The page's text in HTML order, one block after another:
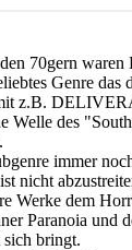
70gern
Genre das
z.B.
Welle des
immer
nicht
Werke dem
Paranoia und
bringt.